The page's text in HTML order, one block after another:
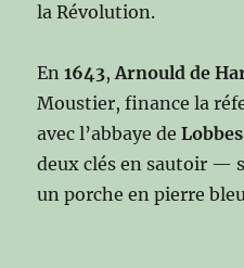
la Révolution.
En1643,Arnould de
Moustier, finance la
avec l’abbaye deLobbes
deux clés en sautoir —
un porche en pierre